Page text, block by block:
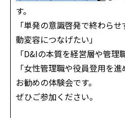
す。
「単発の意識啓発で終わら
動変容につなげたい」
「D&Iの本質を経営層や管理
「女性管理職や役員登用を進
お勧めの体験会です。
ぜひご参加ください。